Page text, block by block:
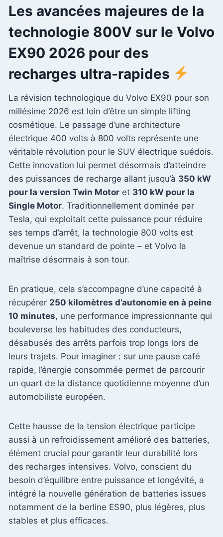
Les avancées majeures de la
technologie 800V sur le Volvo
EX90 2026 pour des
recharges ultra-rapides
La révision technologique du Volvo EX90 pour son
millésime 2026 est loin d’être un simple lifting
cosmétique. Le passage d’une architecture
électrique 400 volts à 800 volts représente une
véritable révolution pour le SUV électrique suédois.
Cette innovation lui permet désormais d’atteindre
des puissances de recharge allant jusqu’à 350 kW
pour la version Twin Motor et 310 kW pour la
Single Motor. Traditionnellement dominée par
Tesla, qui exploitait cette puissance pour réduire
ses temps d’arrêt, la technologie 800 volts est
devenue un standard de pointe – et Volvo la
maîtrise désormais à son tour.
En pratique, cela s’accompagne d’une capacité à
récupérer 250 kilomètres d’autonomie en à peine
10 minutes, une performance impressionnante qui
bouleverse les habitudes des conducteurs,
désabusés des arrêts parfois trop longs lors de
leurs trajets. Pour imaginer : sur une pause café
rapide, l’énergie consommée permet de parcourir
un quart de la distance quotidienne moyenne d’un
automobiliste européen.
Cette hausse de la tension électrique participe
aussi à un refroidissement amélioré des batteries,
élément crucial pour garantir leur durabilité lors
des recharges intensives. Volvo, conscient du
besoin d’équilibre entre puissance et longévité, a
intégré la nouvelle génération de batteries issues
notamment de la berline ES90, plus légères, plus
stables et plus efficaces.